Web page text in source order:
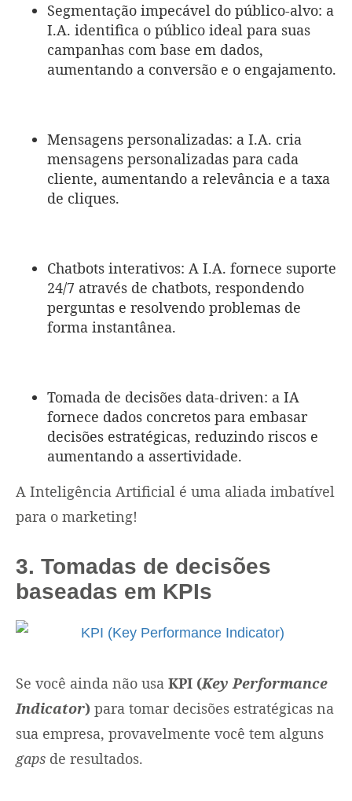
Segmentação impecável do público-alvo: a
I.A. identifica o público ideal para suas
campanhas com base em dados,
aumentando a conversão e o engajamento.
Mensagens personalizadas: a I.A. cria
mensagens personalizadas para cada
cliente, aumentando a relevância e a taxa
de cliques.
Chatbots interativos: A I.A. fornece suporte
24/7 através de chatbots, respondendo
perguntas e resolvendo problemas de
forma instantânea.
Tomada de decisões data-driven: a IA
fornece dados concretos para embasar
decisões estratégicas, reduzindo riscos e
aumentando a assertividade.
A Inteligência Artificial é uma aliada imbatível
para o marketing!
3. Tomadas de decisões
baseadas em KPIs
Se você ainda não usa KPI (Key Performance
Indicator) para tomar decisões estratégicas na
sua empresa, provavelmente você tem alguns
gaps de resultados.